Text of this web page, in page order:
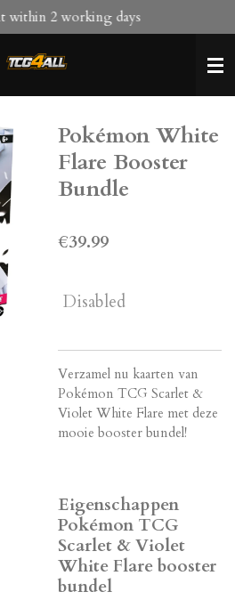
within 2 working days
Pokémon White
Flare Booster
Bundle
€39.99
Disabled
Verzamel nu kaarten van
Pokémon TCG Scarlet &
Violet White Flare met deze
mooie booster bundel!
Eigenschappen
Pokémon TCG
Scarlet & Violet
White Flare booster
bundel